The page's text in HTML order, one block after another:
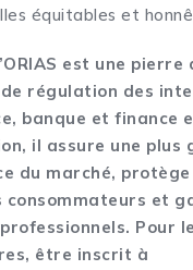
équitables et
est une
régulation des
banque et finance
il assure une plus
du marché, protège
consommateurs et
Pour
être inscrit à